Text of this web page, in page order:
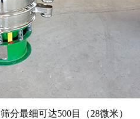
分最细可达500目（28微米）